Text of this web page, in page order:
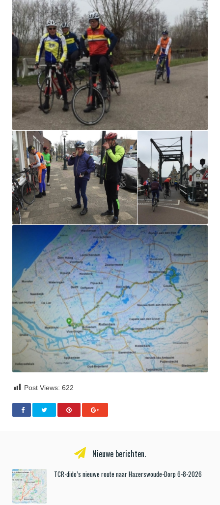
Post Views: 622
Nieuwe berichten.
TCR-dido’s nieuwe route naar Hazerswoude-Dorp 6-8-2026